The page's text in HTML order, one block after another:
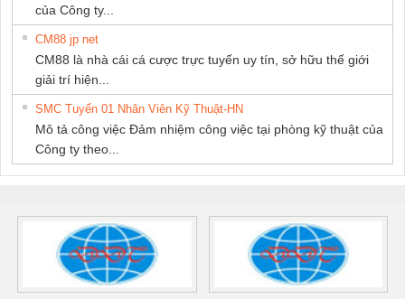
của Công ty...
CM88 jp net
CM88 là nhà cái cá cược trực tuyến uy tín, sở hữu thế giới
giải trí hiện...
SMC Tuyển 01 Nhân Viên Kỹ Thuật-HN
Mô tả công việc Đảm nhiệm công việc tại phòng kỹ thuật của
Công ty theo...